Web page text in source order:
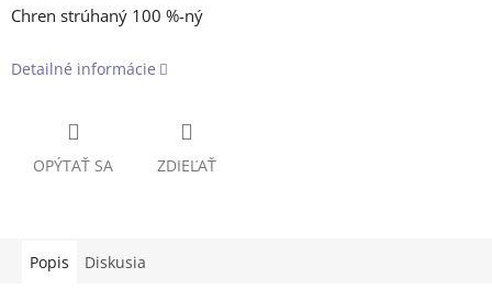
Chren strúhaný 100 %-ný
Detailné informácie
OPÝTAŤ SA ZDIEĽAŤ
Popis Diskusia